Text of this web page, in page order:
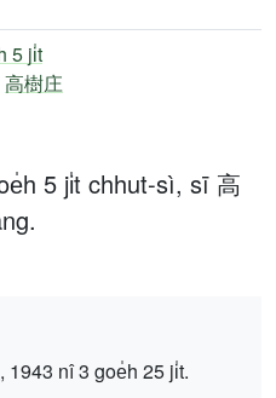
5 ji̍t chhut-sì, sī 高
1943 nî 3 goe̍h 25 ji̍t.
5 ji̍t
高樹庄